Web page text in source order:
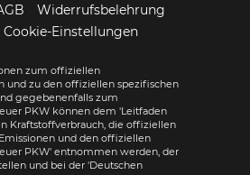
Widerrufsbelehrung
Cookie-Einstellungen
zum offiziellen
und zu den offiziellen spezifischen
gegebenenfalls zum
PKW können dem 'Leitfaden
Kraftstoffverbrauch, die offiziellen
und den offiziellen
PKW' entnommen werden, der
und bei der 'Deutschen